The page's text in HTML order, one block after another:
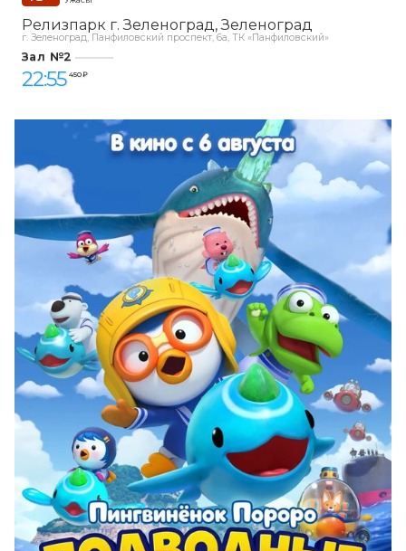
Релизпарк г. Зеленоград Зеленоград
г. Зеленоград, Панфиловский проспект, 6а, ТК «Панфиловский»
Зал №2
22:55 450 ₽